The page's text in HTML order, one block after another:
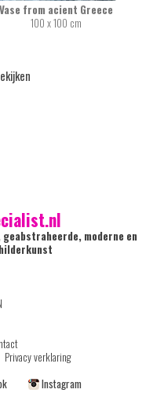
Vase from acient Greece
100 x 100 cm
moderne en
Privacy verklaring
Instagram